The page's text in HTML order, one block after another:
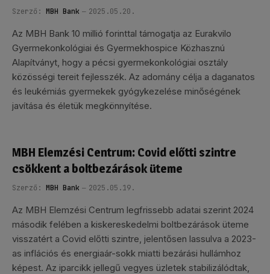
Szerző: MBH Bank 2025.05.20.
Az MBH Bank 10 millió forinttal támogatja az Eurakvilo
Gyermekonkológiai és Gyermekhospice Közhasznú
Alapítványt, hogy a pécsi gyermekonkológiai osztály
közösségi tereit fejlesszék. Az adomány célja a daganatos
és leukémiás gyermekek gyógykezelése minőségének
javítása és életük megkönnyítése.
MBH Elemzési Centrum: Covid előtti szintre
csökkent a boltbezárások üteme
Szerző: MBH Bank 2025.05.19.
Az MBH Elemzési Centrum legfrissebb adatai szerint 2024
második felében a kiskereskedelmi boltbezárások üteme
visszatért a Covid előtti szintre, jelentősen lassulva a 2023-
as inflációs és energiaár-sokk miatti bezárási hullámhoz
képest. Az iparcikk jellegű vegyes üzletek stabilizálódtak,